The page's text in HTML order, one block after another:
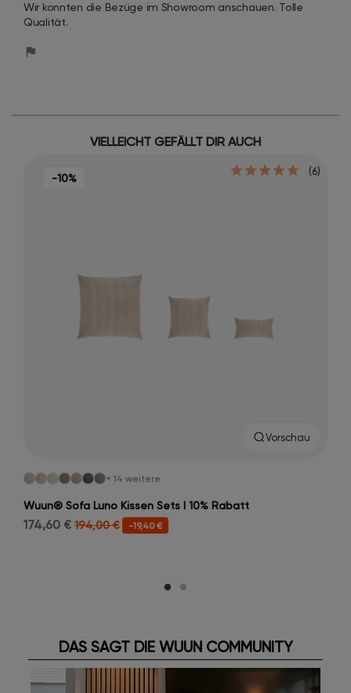
Wir konnten die Bezüge im Showroom anschauen. Tolle
Qualität.
VIELLEICHT GEFÄLLT DIR AUCH
-10%
Vorschau
+ 14 weitere
Wuun® Sofa Luno Kissen Sets I 10% Rabatt
174,60 € 194,00 € -19,40 €
(6)
DAS SAGT DIE WUUN COMMUNITY